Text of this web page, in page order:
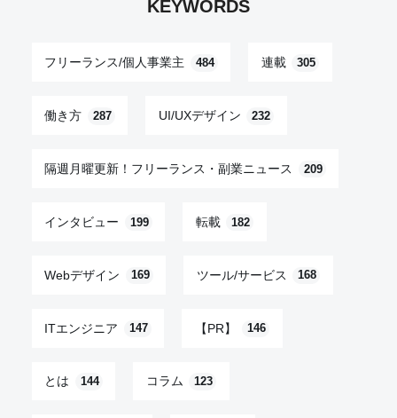
KEYWORDS
フリーランス/個人事業主 484 連載 305
働き方 287 UI/UXデザイン 232
隔週月曜更新！フリーランス・副業ニュース 209
インタビュー 199 転載 182
Webデザイン 169 ツール/サービス 168
ITエンジニア 147 【PR】 146
とは 144 コラム 123